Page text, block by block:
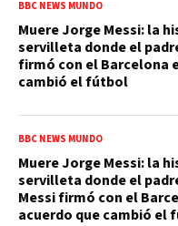
BBC NEWS MUNDO
Muere Jorge Messi: la
servilleta donde el
firmó con el Barcelona
cambió el fútbol
BBC NEWS MUNDO
Muere Jorge Messi: la
servilleta donde el
Messi firmó con el
acuerdo que cambió el